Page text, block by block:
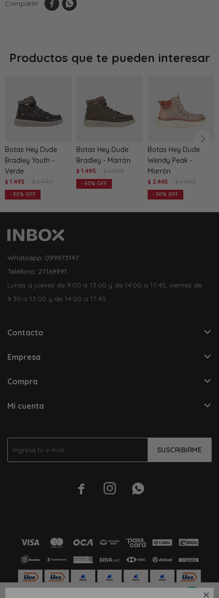

 
Productos que te pueden interesar
Botas Hey Dude
Bradley Youth -
Verde
$ 1.495 $ 2.990
50
Botas Hey Dude
Bradley - Marrón
$ 1.495 $ 2.990
50
Botas Hey Dude
Wendy Peak -
Marrón
$ 2.445 $ 4.890
50
SUSCRIBIRME
  
Whatsapp: 099973147
Teléfono: 27169991
Lunes a jueves de 9:00 a 13:00 y de 14:00 a 17:45, viernes de
9:30 a 13:00 y de 14:00 a 17:45.
Contacto
Empresa
Compra
Mi cuenta